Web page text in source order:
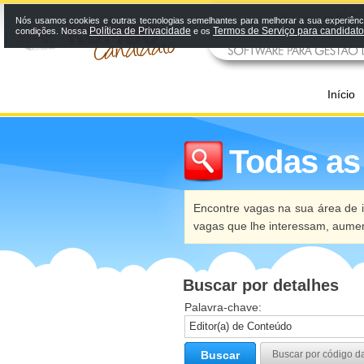
Início
Todas
Encontre vagas na sua área
vagas que lhe interessam,
Buscar por detalhes
Palavra-chave:
Buscar Buscar por código
Nós usamos cookies e outras tecnologias semelhantes para melhorar a sua
condições. Nossa Política de Privacidade e os Termos de Serviço para